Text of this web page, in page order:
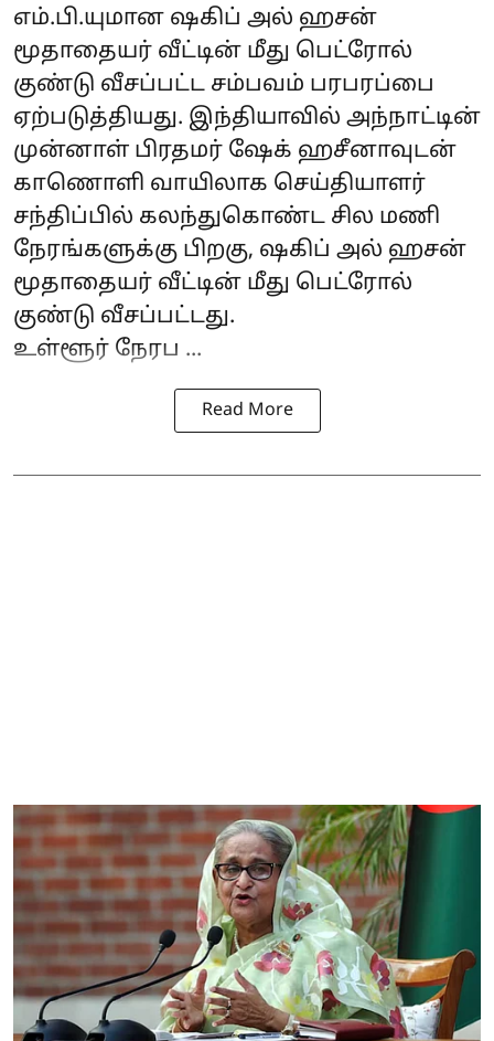
எம்.பி.யுமான ஷகிப் அல் ஹசன்
மூதாதையர் வீட்டின் மீது பெட்ரோல்
குண்டு வீசப்பட்ட சம்பவம் பரபரப்பை
ஏற்படுத்தியது. இந்தியாவில் அந்நாட்டின்
முன்னாள் பிரதமர் ஷேக் ஹசீனாவுடன்
காணொளி வாயிலாக செய்தியாளர்
சந்திப்பில் கலந்துகொண்ட சில மணி
நேரங்களுக்கு பிறகு, ஷகிப் அல் ஹசன்
மூதாதையர் வீட்டின் மீது பெட்ரோல்
குண்டு வீசப்பட்டது.
உள்ளூர் நேரப ...
Read More